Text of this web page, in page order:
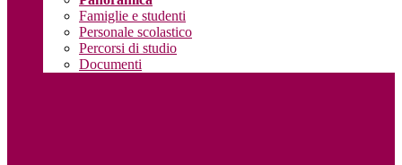
Famiglie e studenti
Personale scolastico
Percorsi di studio
Documenti